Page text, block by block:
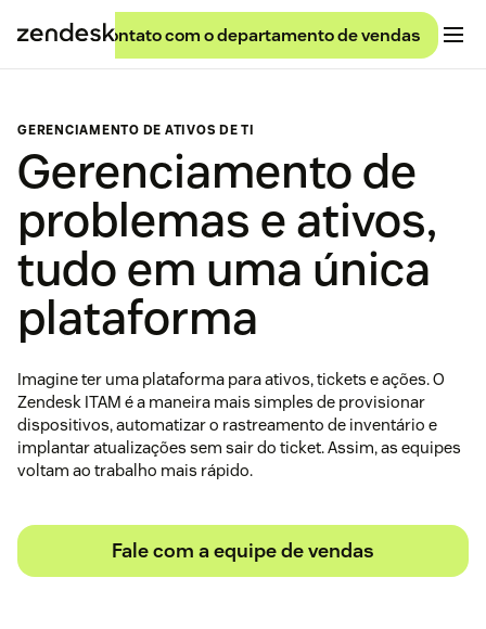
Entrar em contato com o departamento de vendas
GERENCIAMENTO DE ATIVOS DE TI
Gerenciamento de
problemas e ativos,
tudo em uma única
plataforma
Imagine ter uma plataforma para ativos, tickets e ações. O
Zendesk ITAM é a maneira mais simples de provisionar
dispositivos, automatizar o rastreamento de inventário e
implantar atualizações sem sair do ticket. Assim, as equipes
voltam ao trabalho mais rápido.
Fale com a equipe de vendas